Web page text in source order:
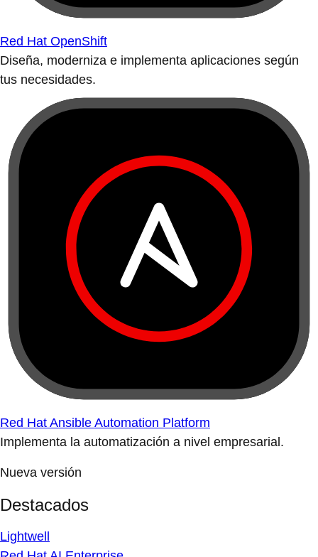
Red Hat OpenShift
Diseña, moderniza e implementa aplicaciones según
tus necesidades.
Red Hat Ansible Automation Platform
Implementa la automatización a nivel empresarial.
Nueva versión
Destacados
Lightwell